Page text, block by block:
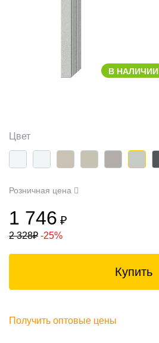
В НАЛИЧИИ
Цвет
Розничная цена
1 746 ₽
2 328₽ -25%
Купить
Получить оптовые цены